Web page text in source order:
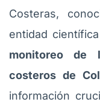
Costeras,
entidad
monitoreo de
costeros de
información